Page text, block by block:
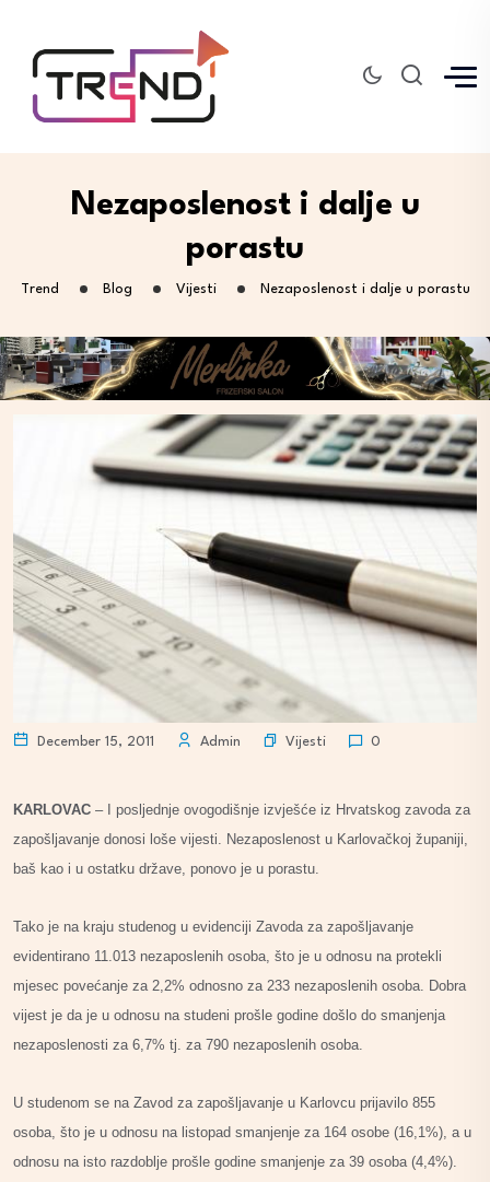
Nezaposlenost i dalje u
porastu
Trend Blog Vijesti Nezaposlenost i dalje u porastu
December 15, 2011 Admin Vijesti 0
KARLOVAC – I posljednje ovogodišnje izvješće iz Hrvatskog zavoda za
zapošljavanje donosi loše vijesti. Nezaposlenost u Karlovačkoj županiji,
baš kao i u ostatku države, ponovo je u porastu.
Tako je na kraju studenog u evidenciji Zavoda za zapošljavanje
evidentirano 11.013 nezaposlenih osoba, što je u odnosu na protekli
mjesec povećanje za 2,2% odnosno za 233 nezaposlenih osoba. Dobra
vijest je da je u odnosu na studeni prošle godine došlo do smanjenja
nezaposlenosti za 6,7% tj. za 790 nezaposlenih osoba.
U studenom se na Zavod za zapošljavanje u Karlovcu prijavilo 855
osoba, što je u odnosu na listopad smanjenje za 164 osobe (16,1%), a u
odnosu na isto razdoblje prošle godine smanjenje za 39 osoba (4,4%).